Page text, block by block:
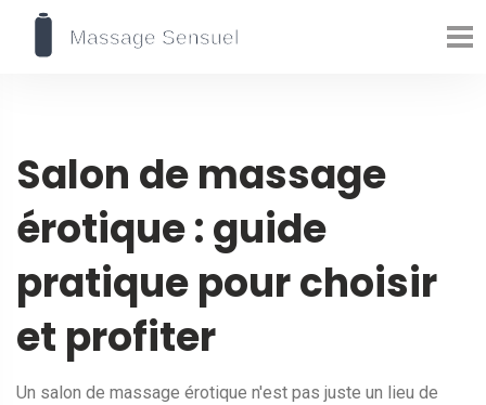
Salon de massage
érotique : guide
pratique pour choisir
et profiter
Un salon de massage érotique n'est pas juste un lieu de